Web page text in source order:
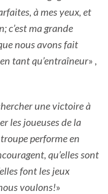
à mes yeux, et
c’est ma grande
nous avons fait
tant qu’entraîneur» ,
une victoire à
les joueuses de la
performe en
qu’elles sont
font les jeux
voulons!»